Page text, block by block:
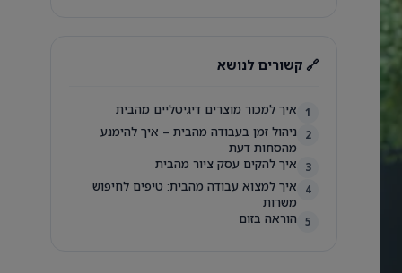
🔗 קשורים לנושא
1 איך למכור מוצרים דיגיטליים מהבית
2
ניהול זמן בעבודה מהבית – איך להימנע
מהסחות דעת
3 איך להקים עסק ציור מהבית
4
איך למצוא עבודה מהבית: טיפים לחיפוש
משרות
5 הוראה בזום